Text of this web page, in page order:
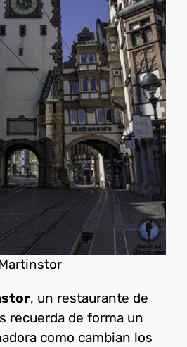
, un restaurante de
recuerda de forma un
como cambian los